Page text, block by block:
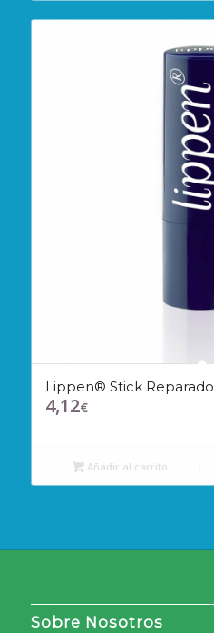
Lippen® Stick
4,12€
Añadir al carrito
Sobre Nosotros